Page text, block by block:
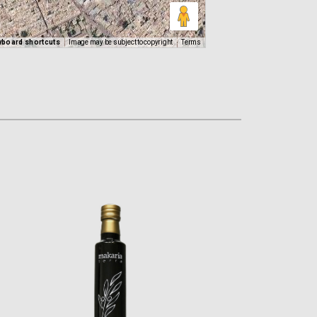
shortcuts Image may be subject to copyright Terms